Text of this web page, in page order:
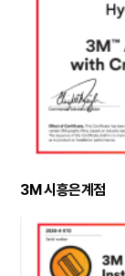
3M 시흥은계점